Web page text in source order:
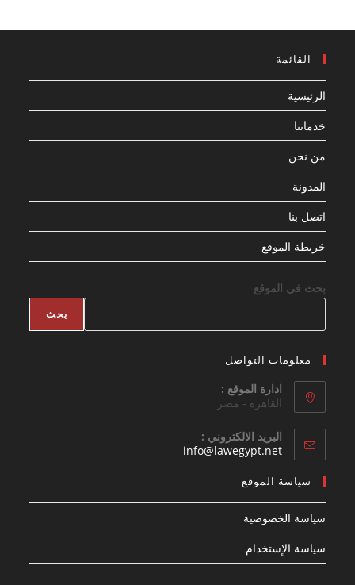
القائمة
الرئيسية
خدماتنا
من نحن
المدونة
اتصل بنا
خريطة الموقع
بحث فى الموقع
بحث
معلومات التواصل
ادارة الموقع :
القاهرة - مصر
البريد الالكتروني :
info@lawegypt.net
سياسة الموقع
سياسة الخصوصية
سياسة الإستخدام